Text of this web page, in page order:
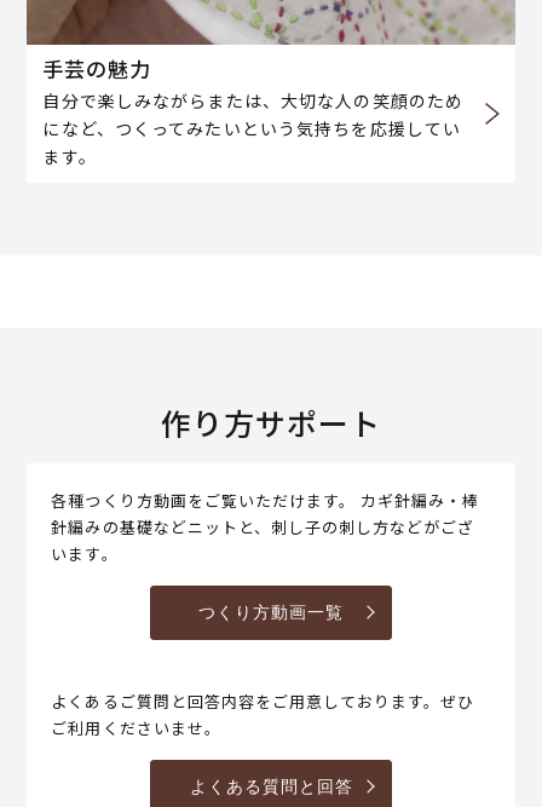
手芸の魅力
自分で楽しみながらまたは、大切な人の笑顔のため
になど、つくってみたいという気持ちを応援してい
ます。
作り方サポート
各種つくり方動画をご覧いただけます。 カギ針編み・棒
針編みの基礎などニットと、刺し子の刺し方などがござ
います。
つくり方動画一覧
よくあるご質問と回答内容をご用意しております。ぜひ
ご利用くださいませ。
よくある質問と回答